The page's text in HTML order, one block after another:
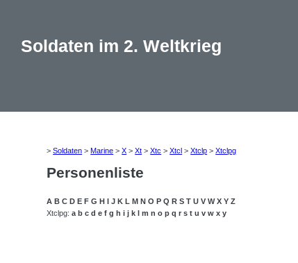
Soldaten im 2. Weltkrieg
>Soldaten >Marine >X >Xt >Xtc >Xtcl >Xtclp >Xtclpg
Personenliste
A B C D E F G H I J K L M N O P Q R S T U V W X Y Z
Xtclpg:a b c d e f g h i j k l m n o p q r s t u v w x y